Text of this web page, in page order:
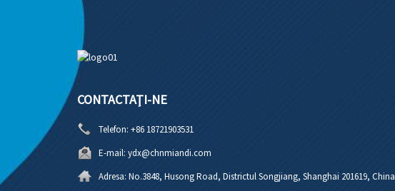
CONTACTAŢI-NE
Telefon: +86 18721903531
E-mail: ydx@chnmiandi.com
Adresa: No.3848, Husong Road, Districtul Songjiang, Shanghai 201619, China